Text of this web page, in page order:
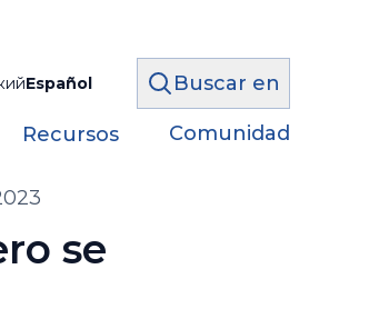
Español Buscar en
Recursos Comunidad
se